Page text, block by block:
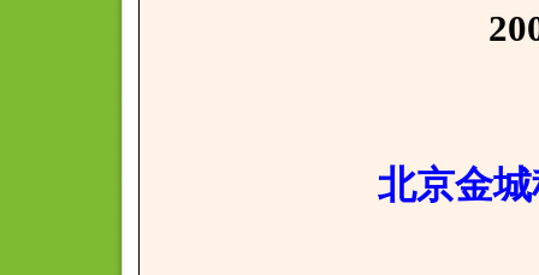
2008年
北京金